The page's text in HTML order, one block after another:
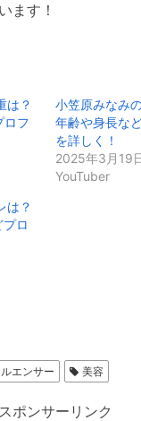
ます！
は？
ロフ
小笠原みなみ
年齢や身長な
を詳しく！
2025年3月19
YouTuber
は？
ロ
エンサー 美容
スポンサーリンク